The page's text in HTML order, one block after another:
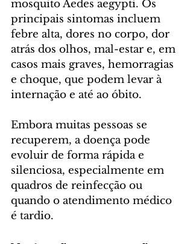
mosquito Aedes aegypti. Os
principais sintomas incluem
febre alta, dores no corpo, dor
atrás dos olhos, mal-estar e, em
casos mais graves, hemorragias
e choque, que podem levar à
internação e até ao óbito.
Embora muitas pessoas se
recuperem, a doença pode
evoluir de forma rápida e
silenciosa, especialmente em
quadros de reinfecção ou
quando o atendimento médico
é tardio.